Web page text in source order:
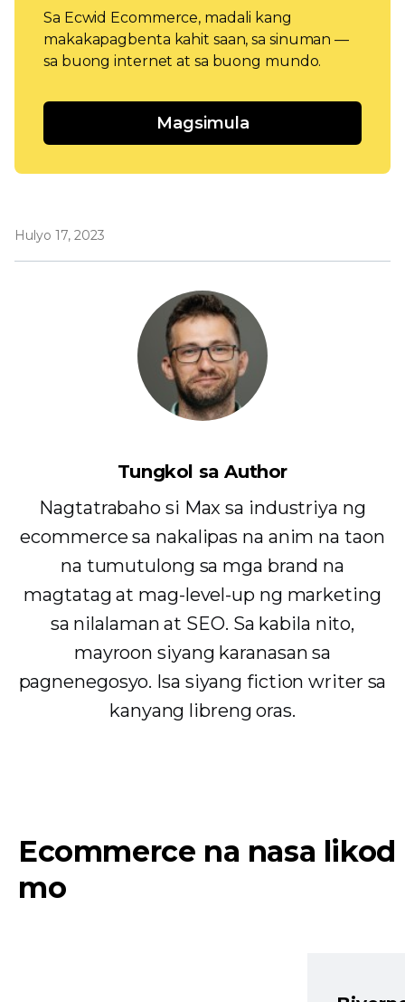
Sa Ecwid Ecommerce, madali kang
makakapagbenta kahit saan, sa sinuman —
sa buong internet at sa buong mundo.
Magsimula
Hulyo 17, 2023
Tungkol sa Author
Nagtatrabaho si Max sa industriya ng
ecommerce sa nakalipas na anim na taon
na tumutulong sa mga brand na
magtatag at mag-level-up ng marketing
sa nilalaman at SEO. Sa kabila nito,
mayroon siyang karanasan sa
pagnenegosyo. Isa siyang fiction writer sa
kanyang libreng oras.
Ecommerce na nasa likod
mo